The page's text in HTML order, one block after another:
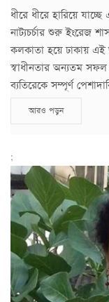
ধীরে ধীরে হারিয়ে
নাট্যচর্চার শুরু ইংরেজ
কলকাতা হয়ে ঢাকায় এই
স্বাধীনতার অন্যতম সফল
ব্যতিরেকে সম্পূর্ণ
আরও পড়ুন
;